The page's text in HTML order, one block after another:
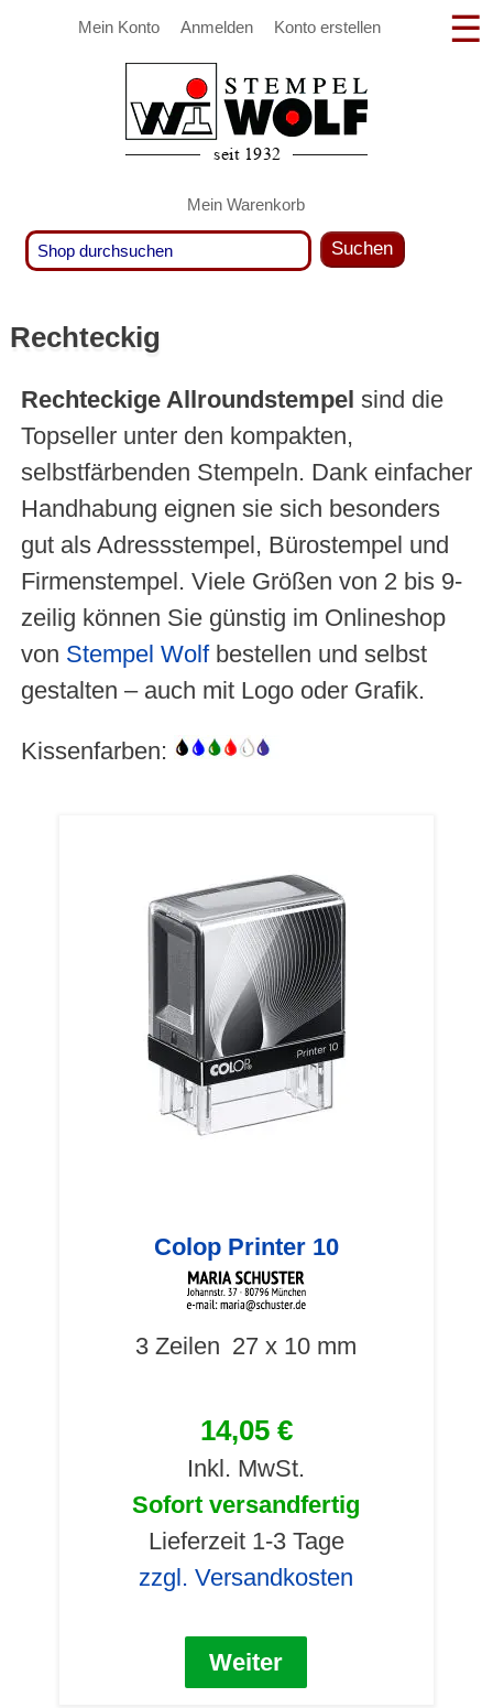
Mein Konto Anmelden Konto erstellen
Mein Warenkorb
Suchen
Rechteckig
Rechteckige Allroundstempel sind die
Topseller unter den kompakten,
selbstfärbenden Stempeln. Dank einfacher
Handhabung eignen sie sich besonders
gut als Adressstempel, Bürostempel und
Firmenstempel. Viele Größen von 2 bis 9-
zeilig können Sie günstig im Onlineshop
von Stempel Wolfbestellen und selbst
gestalten – auch mit Logo oder Grafik.
Kissenfarben:
Colop Printer 10
3 Zeilen 27 x 10 mm
14,05 €
Inkl. MwSt.
Sofort versandfertig
Lieferzeit 1-3 Tage
zzgl. Versandkosten
Weiter